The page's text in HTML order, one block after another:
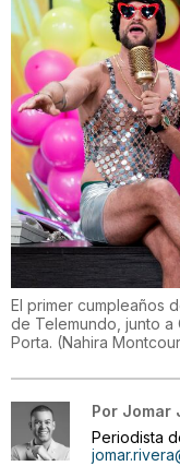
El primer cumpleaños
de Telemundo, junto a
Porta. (Nahira
Por Jomar
Periodista